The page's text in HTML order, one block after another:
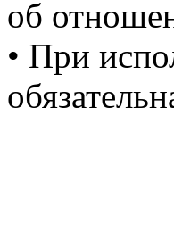
об
• При